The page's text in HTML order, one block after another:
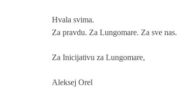
Hvala svima.
Za pravdu. Za Lungomare. Za sve nas.
Za Inicijativu za Lungomare,
Aleksej Orel